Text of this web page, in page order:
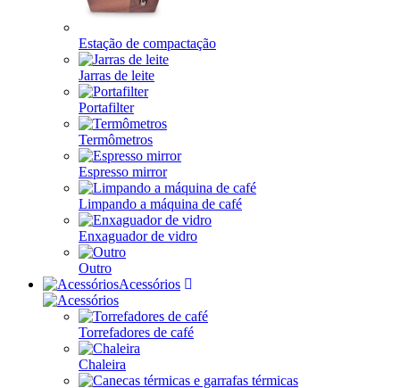
Estação de compactação
Jarras de leite
Portafilter
Termômetros
Espresso mirror
Limpando a máquina de café
Enxaguador de vidro
Outro
Acessórios
Torrefadores de café
Chaleira